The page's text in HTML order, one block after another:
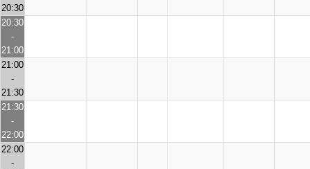
20:30
20:30
-
21:00
21:00
-
21:30
21:30
-
22:00
22:00
-